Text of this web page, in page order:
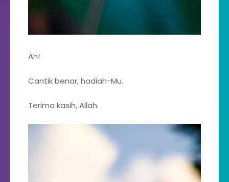
Ah!
Cantik benar, hadiah-Mu.
Terima kasih, Allah.